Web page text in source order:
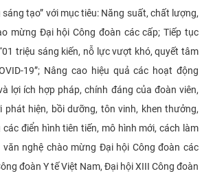
tạo” với mục tiêu: Năng suất, chất lượng,
mừng Đại hội Công đoàn các cấp; Tiếp tục
triệu sáng kiến, nỗ lực vượt khó, quyết tâm
19”; Nâng cao hiệu quả các hoạt động
lợi ích hợp pháp, chính đáng của đoàn viên,
phát hiện, bồi dưỡng, tôn vinh, khen thưởng,
điển hình tiên tiến, mô hình mới, cách làm
văn nghệ chào mừng Đại hội Công đoàn các
đoàn Y tế Việt Nam, Đại hội XIII Công đoàn